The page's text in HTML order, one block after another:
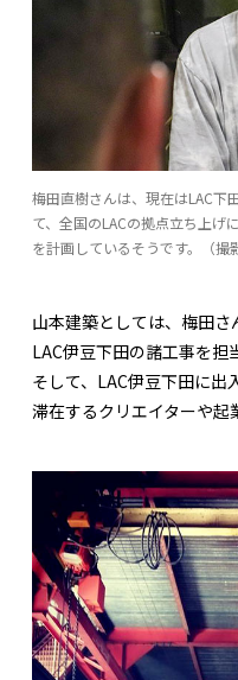
梅田直樹さんは、現在はLAC下
て、全国のLACの拠点立ち上げ
を計画しているそうです。（撮
山本建築としては、梅田
LAC伊豆下田の諸工事を担
そして、LAC伊豆下田に出
滞在するクリエイターや起